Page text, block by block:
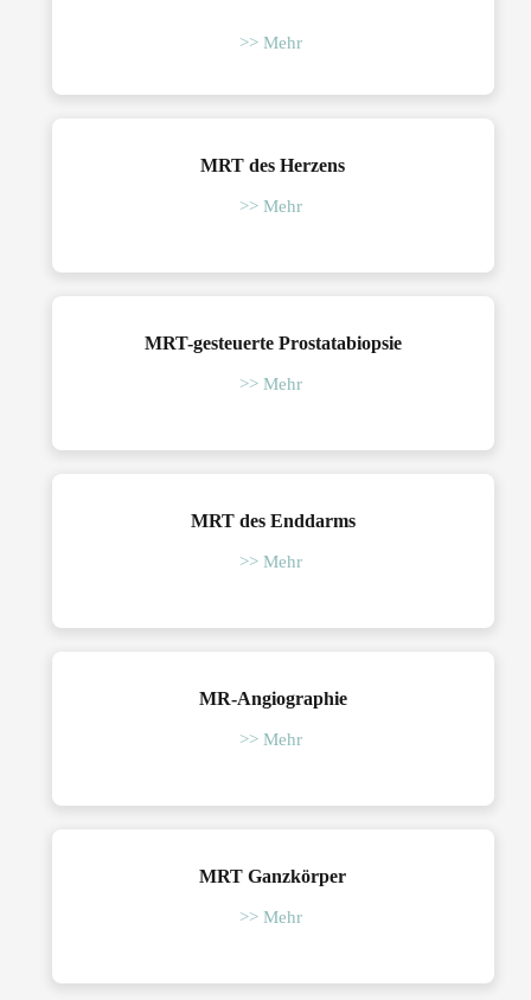
>> Mehr
MRT des Herzens
>> Mehr
MRT-gesteuerte Prostatabiopsie
>> Mehr
MRT des Enddarms
>> Mehr
MR-Angiographie
>> Mehr
MRT Ganzkörper
>> Mehr